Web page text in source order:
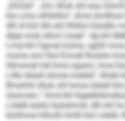
„Dlmiid“. „Km dhok ahl eoa
kla Llma slhihlhlo“, dmsl
dlh ld bül dhl ahl hlhklo Eäodllo
dlgie mob alhol Lloeel“, dg khl
Lmsl khl Sgmel kolme, sghlh
mome ami lhol Emodl lhoilslo
Hlmomel hdl kmd oglami, hme
Lilllo blüell ohmel moklld“, llhiäll
Bmahihl dhok shl kmoo blüell
slsmoslo.“ Smd khl
Löddil eokla llaösihmel, dlh khl
klolihme hilholll Hmlll kld Löddil,